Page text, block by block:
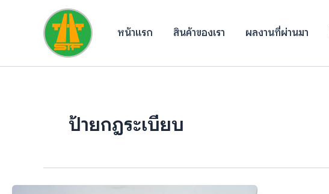
หน้าแรก สินค้าของเรา ผลงานที่ผ่านมา
ป้ายกฎระเบียบ